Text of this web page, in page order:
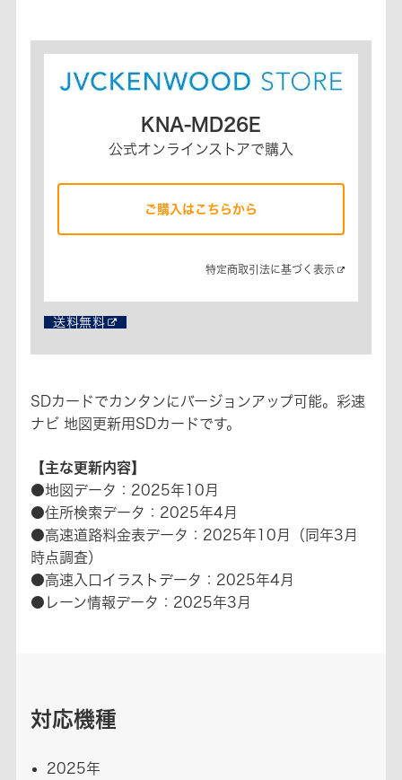
KNA-MD26E
公式オンラインストアで購入
ご購入はこちらから
特定商取引法に基づく表示​
送料無料
SDカードでカンタンにバージョンアップ可能。彩速
ナビ 地図更新用SDカードです。
【主な更新内容】
●地図データ：2025年10月
●住所検索データ：2025年4月
●高速道路料金表データ：2025年10月（同年3月
時点調査）
●高速入口イラストデータ：2025年4月
●レーン情報データ：2025年3月
対応機種
2025年